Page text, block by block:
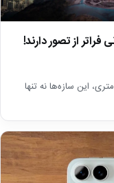
از برج ۱۴ میلیارد یورویی مکه تا آسمان‌خراش ۵۹۶ متری، این سازه‌ها نه تنها